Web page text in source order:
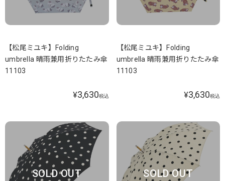
【松尾ミユキ】Folding
umbrella 晴雨兼用折りたたみ傘
11103
¥3,630税込
【松尾ミユキ】Folding
umbrella 晴雨兼用折りたたみ傘
11103
¥3,630税込
SOLD OUT SOLD OUT